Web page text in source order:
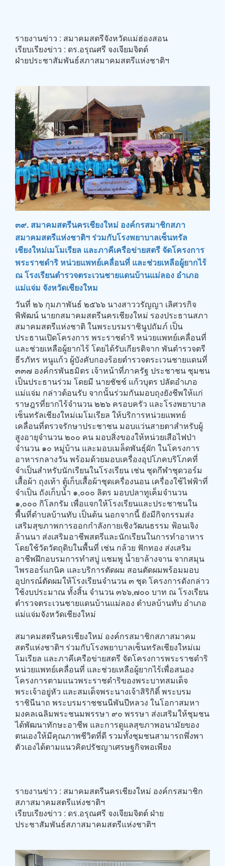
รายงานข่าว : สมาคมสตรีจังหวัดแม่ฮ่องสอน
เรียบเรียงข่าว : ดร.อรุณศรี จงเจียมจิตต์
ฝ่ายประชาสัมพันธ์สภาสมาคมสตรีแห่งชาติฯ
๓๙. สมาคมสตรีนครเชียงใหม่ องค์กรสมาชิกสภา
สมาคมสตรีแห่งชาติฯ ร่วมกับโรงพยาบาลเซ็นทรัล
เชียงใหม่เมโมเรียล และภาคีเครือข่ายสตรี จัดโครงการ
พระราชดำริ หน่วยแพทย์เคลื่อนที่ และช่วยเหลือผู้ยากไร้
ณ โรงเรียนตำรวจตระเวนชายแดนบ้านแม่ลอง อำเภอ
แม่แจ่ม จังหวัดเชียงใหม
วันที่ ๒๖ กุมภาพันธ์ ๒๕๖๖ นางสาววรัญญา เลิศวรกิจ
พิพัฒน์ นายกสมาคมสตรีนครเชียงใหม่ รองประธานสภา
สมาคมสตรีแห่งชาติ ในพระบรมราชินูปถัมภ์ เป็น
ประธานเปิดโครงการ พระราชดำริ หน่วยแพทย์เคลื่อนที่
และช่วยเหลือผู้ยากไร้ โดยได้รับเกียรติจาก พันตำรวจตรี
ธีรภัทร หนูแก้ว ผู้บังคับกองร้อยตำรวจตระเวนชายแดนที่
๓๓๗ องค์กรพันธมิตร เจ้าหน้าที่ภาครัฐ ประชาชน ชุมชน
เป็นประธานร่วม โดยมี นายชัชช์ แก้วบุตร ปลัดอำเภอ
แม่แจ่ม กล่าวต้อนรับ จากนั้นร่วมกันมอบถุงยังชีพให้แก่
ราษฎรที่ยากไร้จำนวน ๒๒๖ ครอบครัว และโรงพยาบาล
เซ็นทรัลเชียงใหม่เมโมเรียล ให้บริการหน่วยแพทย์
เคลื่อนที่ตรวจรักษาประชาชน มอบแว่นสายตาสำหรับผู้
สูงอายุจำนวน ๒๐๐ คน มอบสิ่งของให้หน่วยเสือไฟป่า
จำนวน ๑๐ หมู่บ้าน และมอบเมล็ดพันธุ์ผัก ในโครงการ
อาหารกลางวัน พร้อมด้วยมอบเครื่องอุปโภคบริโภคที่
จำเป็นสำหรับนักเรียนในโรงเรียน เช่น ชุดกีฬาชุดวอร์ม
เสื้อผ้า ถุงเท้า ตู้เก็บเสื้อผ้าชุดเครื่องนอน เครื่องใช้ไฟฟ้าที่
จำเป็น ถังเก็บน้ำ ๑,๐๐๐ ลิตร มอบปลาทูเค็มจำนวน
๑,๐๐๐ กิโลกรัม เพื่อแจกให้โรงเรียนและประชาชนใน
พื้นที่ตำบลบ้านทับ เป็นต้น นอกจากนี้ ยังมีกิจกรรมส่ง
เสริมสุขภาพการออกกำลังกายเชิงวัฒนธรรม ฟ้อนเจิง
ล้านนา ส่งเสริมอาชีพสตรีและนักเรียนในการทำอาหาร
โดยใช้วัดวัตถุดิบในพื้นที่ เช่น กล้วย ฟักทอง ส่งเสริม
อาชีพฝึกอบรมการทำสบู่ แชมพู น้ำยาล้างจาน จากสมุน
ไพรออร์แกนิค และบริการตัดผม สอนตัดผมพร้อมมอบ
อุปกรณ์ตัดผมให้โรงเรียนจำนวน ๓ ชุด โครงการดังกล่าว
ใช้งบประมาณ ทั้งสิ้น จำนวน ๓๖๖,๗๐๐ บาท ณ โรงเรียน
ตำรวจตระเวนชายแดนบ้านแม่ลอง ตำบลบ้านทับ อำเภอ
แม่แจ่มจังหวัดเชียงใหม่
สมาคมสตรีนครเชียงใหม่ องค์กรสมาชิกสภาสมาคม
สตรีแห่งชาติฯ ร่วมกับโรงพยาบาลเซ็นทรัลเชียงใหม่เม
โมเรียล และภาคีเครือข่ายสตรี จัดโครงการพระราชดำริ
หน่วยแพทย์เคลื่อนที่ และช่วยเหลือผู้ยากไร้เพื่อสนอง
โครงการตามแนวพระราชดำริของพระบาทสมเด็จ
พระเจ้าอยู่หัว และสมเด็จพระนางเจ้าสิริกิติ์ พระบรม
ราชินีนาถ พระบรมราชชนนีพันปีหลวง ในโอกาสมหา
มงคลเฉลิมพระชนมพรรษา ๙๐ พรรษา ส่งเสริมให้ชุมชน
ได้พัฒนาทักษะอาชีพ และการดูแลสุขภาพอนามัยของ
ตนเองให้มีคุณภาพชีวิตที่ดี รวมทั้งชุมชนสามารถพึ่งพา
ตัวเองได้ตามแนวคิดปรัชญาเศรษฐกิจพอเพียง
รายงานข่าว : สมาคมสตรีนครเชียงใหม่ องค์กรสมาชิก
สภาสมาคมสตรีแห่งชาติฯ
เรียบเรียงข่าว : ดร.อรุณศรี จงเจียมจิตต์ ฝ่าย
ประชาสัมพันธ์สภาสมาคมสตรีแห่งชาติฯ